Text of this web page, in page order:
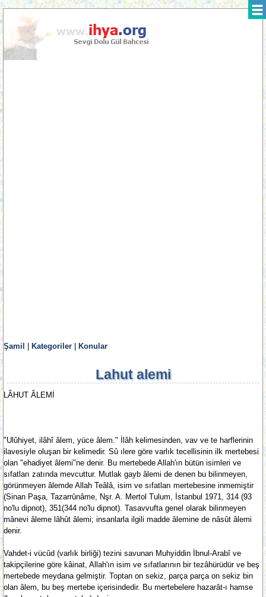
Şamil Kategoriler Konular
Lahut alemi
LÂHUT ÂLEMİ
"Ulûhiyet, ilâhî âlem, yüce âlem." İlâh kelimesinden, vav ve te harflerinin
ilavesiyle oluşan bir kelimedir. Sû ılere göre varlık tecellisinin ilk mertebesi
olan "ehadiyet âlemi"ne denir. Bu mertebede Allah'ın bütün isimleri ve
sıfatları zatında mevcuttur. Mutlak gayb âlemi de denen bu bilinmeyen,
görünmeyen âlemde Allah Teâlâ, isim ve sıfatları mertebesine inmemiştir
(Sinan Paşa, Tazarrûnâme, Nşr. A. Mertol Tulum, İstanbul 1971, 314 (93
no'lu dipnot), 351(344 no'lu dipnot). Tasavvufta genel olarak bilinmeyen
mânevi âleme lâhût âlemi; insanlarla ilgili madde âlemine de nâsût âlemi
denir.
Vahdet-i vücûd (varlık birliği) tezini savunan Muhyiddin İbnul-Arabî ve
takipçilerine göre kâinat, Allah'ın isim ve sıfatlarının bir tezâhürüdür ve beş
mertebede meydana gelmiştir. Toptan on sekiz, parça parça on sekiz bin
olan âlem, bu beş mertebe içerisindedir. Bu mertebelere hazarât-ı hamse